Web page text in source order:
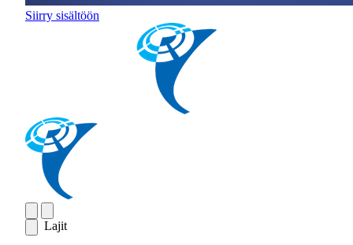
Siirry sisältöön
Lajit